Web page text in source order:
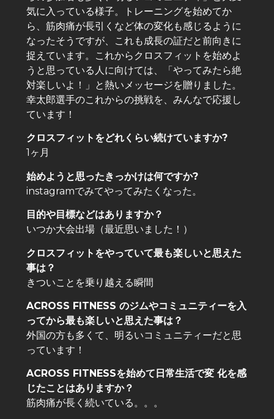
気に入っている様子。トレーニングを始めてか
ら、筋肉痛が長引くなど体の変化も感じるように
なったそうですが、これも成長の証だと前向きに
捉えています。これからクロスフィットを始めよ
うと思っている人に向けては、「やってみたら絶
対楽しいよ！」と熱いメッセージを贈りました。
幸太郎選手のこれからの挑戦を、みんなで応援し
ています！
クロスフィットをどれくらい続けていますか?
1ヶ月
始めようと思ったきっかけは何ですか?
instagramでみてやってみたくなった。
目的や目標などはありますか？
いつか大会出場（最近思いました！）
クロスフィットをやっていて最も楽しいと思えた
事は？
きついことを乗り越える瞬間
ACROSS FITNESS のジムやコミュニティーを入
ってから最も楽しいと思えた事は？
外国の方も多くて、明るいコミュニティーだと思
っています！
ACROSS FITNESSを始めて日常生活で変 化を感
じたことはありますか？
筋肉痛が長く続いている。。。